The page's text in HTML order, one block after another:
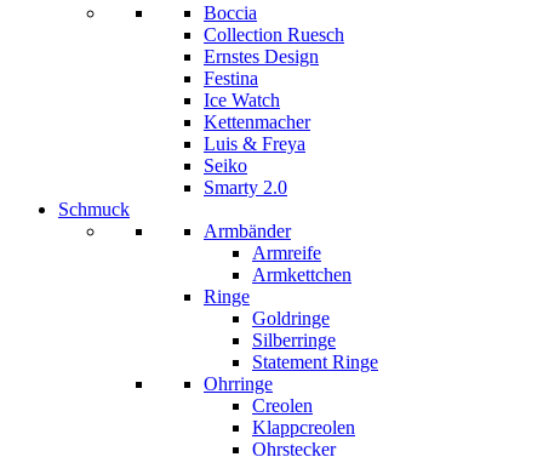
Boccia
Collection Ruesch
Ernstes Design
Festina
Ice Watch
Kettenmacher
Luis & Freya
Seiko
Smarty 2.0
Schmuck
Armbänder
Armreife
Armkettchen
Ringe
Goldringe
Silberringe
Statement Ringe
Ohrringe
Creolen
Klappcreolen
Ohrstecker